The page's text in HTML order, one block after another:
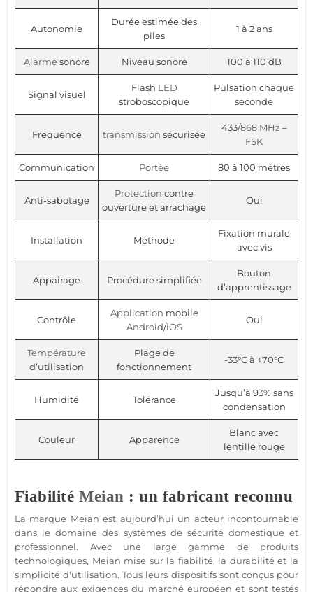
Autonomie
Durée estimée des
piles
1 à 2 ans
Alarmesonore Niveau sonore 100 à 110 dB
Signal visuel
Flash LED
stroboscopique
Pulsation chaque
seconde
Fréquence transmission sécurisée
433/868 MHz –
FSK
Communication Portée 80 à 100 mètres
Anti-sabotage
Protection contre
ouverture et arrachage
Oui
Installation Méthode
Fixation murale
avec vis
Appairage Procédure simplifiée
Bouton
d’apprentissage
Contrôle
Application mobile
Android/iOS
Oui
Température
d’utilisation
Plage de
fonctionnement
-33°C à +70°C
Humidité Tolérance
Jusqu’à 93% sans
condensation
Couleur Apparence
Blanc avec
lentille rouge
Fiabilité Meian : un fabricant reconnu
La marque Meian est aujourd’hui un acteur incontournable
dans le domaine des systèmes de sécuritédomestique et
professionnel. Avec une large gamme de produits
technologiques, Meian mise sur la fiabilité, la durabilité et la
simplicité d'utilisation. Tous leurs dispositifs sont conçus pour
répondre aux exigences du marché européen et sont testés